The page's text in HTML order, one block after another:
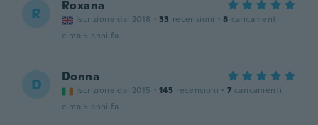
R Roxana
Iscrizione dal 2018 · 33 recensioni · 8 caricamenti
circa 5 anni fa
D Donna
Iscrizione dal 2015 · 145 recensioni · 7 caricamenti
circa 5 anni fa